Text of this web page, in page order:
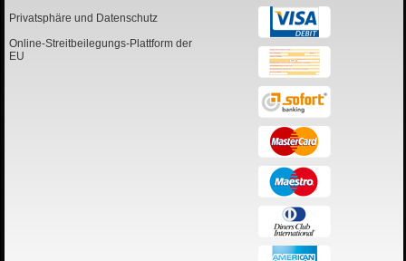
Privatsphäre und Datenschutz
Online-Streitbeilegungs-Plattform der
EU